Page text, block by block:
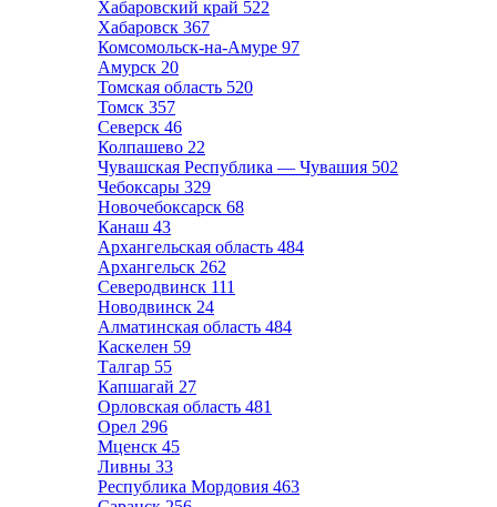
Хабаровский край 522
Хабаровск 367
Комсомольск-на-Амуре 97
Амурск 20
Томская область 520
Томск 357
Северск 46
Колпашево 22
Чувашская Республика — Чувашия 502
Чебоксары 329
Новочебоксарск 68
Канаш 43
Архангельская область 484
Архангельск 262
Северодвинск 111
Новодвинск 24
Алматинская область 484
Каскелен 59
Талгар 55
Капшагай 27
Орловская область 481
Орел 296
Мценск 45
Ливны 33
Республика Мордовия 463